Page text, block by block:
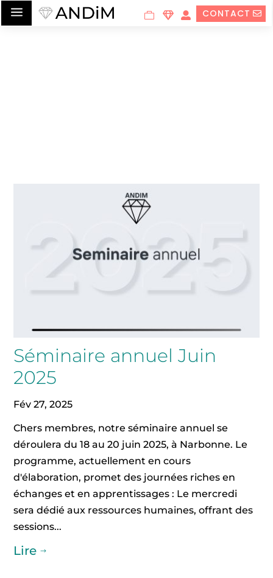
a CONTACT
Séminaire annuel Juin
2025
Fév 27, 2025
Chers membres, notre séminaire annuel se
déroulera du 18 au 20 juin 2025, à Narbonne. Le
programme, actuellement en cours
d'élaboration, promet des journées riches en
échanges et en apprentissages : Le mercredi
sera dédié aux ressources humaines, offrant des
sessions...
Lire $